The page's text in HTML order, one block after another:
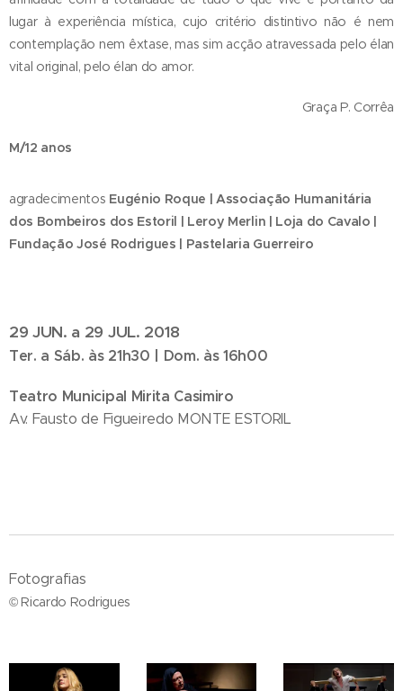
lugar à experiência mística, cujo critério distintivo não é nem
contemplação nem êxtase, mas sim acção atravessada pelo élan
vital original, pelo élan do amor.
Graça P. Corrêa
M/12 anos
agradecimentos Eugénio Roque | Associação Humanitária
dos Bombeiros dos Estoril | Leroy Merlin | Loja do Cavalo |
Fundação José Rodrigues | Pastelaria Guerreiro
29 JUN. a 29 JUL. 2018
Ter. a Sáb. às 21h30 | Dom. às 16h00
Teatro Municipal Mirita Casimiro
Av. Fausto de Figueiredo MONTE ESTORIL
Fotografias
© Ricardo Rodrigues